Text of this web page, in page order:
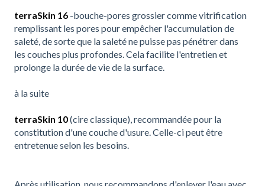
terraSkin 16 -bouche-pores grossier comme vitrification
remplissant les pores pour empêcher l'accumulation de
saleté, de sorte que la saleté ne puisse pas pénétrer dans
les couches plus profondes. Cela facilite l'entretien et
prolonge la durée de vie de la surface.
à la suite
terraSkin 10(cire classique), recommandée pour la
constitution d'une couche d'usure. Celle-ci peut être
entretenue selon les besoins.